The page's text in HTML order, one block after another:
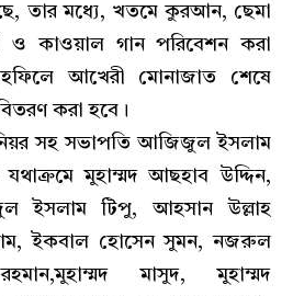
তার মধ্যে, খতমে কুরআন, ছেমা
ও কাওয়াল গান পরিবেশন করা
আখেরী মোনাজাত শেষে
করা হবে।
সহ সভাপতি আজিজুল ইসলাম
মুহাম্মদ আছহাব উদ্দিন,
ইসলাম টিপু, আহসান উল্লাহ
ইকবাল হোসেন সুমন, নজরুল
মাসুদ, মুহাম্মদ